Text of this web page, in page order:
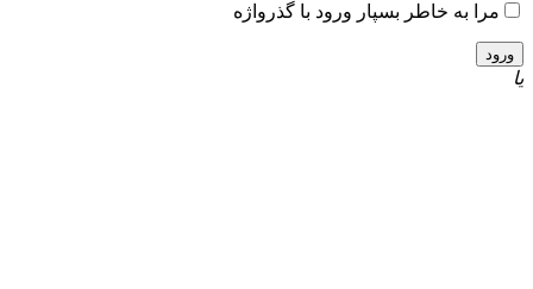
مرا به خاطر بسپار ورود با گذرواژه
یا